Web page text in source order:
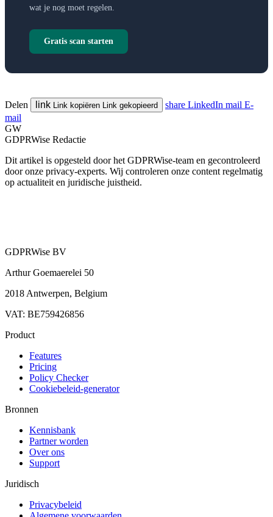
wat je nog moet regelen.
Gratis scan starten
Delen link Link kopiëren Link gekopieerd share LinkedIn mail E-
mail
GW
GDPRWise Redactie
Dit artikel is opgesteld door het GDPRWise-team en gecontroleerd
door onze privacy-experts. Wij controleren onze content regelmatig
op actualiteit en juridische juistheid.
GDPRWise BV
Arthur Goemaerelei 50
2018 Antwerpen, Belgium
VAT: BE759426856
Product
Features
Pricing
Policy Checker
Cookiebeleid-generator
Bronnen
Kennisbank
Partner worden
Over ons
Support
Juridisch
Privacybeleid